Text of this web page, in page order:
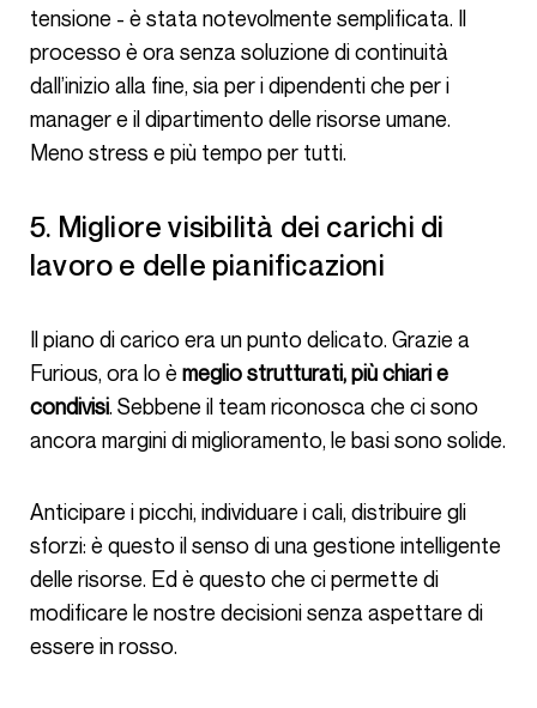
tensione - è stata notevolmente semplificata. Il
processo è ora senza soluzione di continuità
dall’inizio alla fine, sia per i dipendenti che per i
manager e il dipartimento delle risorse umane.
Meno stress e più tempo per tutti.
5. Migliore visibilità dei carichi di
lavoro e delle pianificazioni
Il piano di carico era un punto delicato. Grazie a
Furious, ora lo è meglio strutturati, più chiari e
condivisi. Sebbene il team riconosca che ci sono
ancora margini di miglioramento, le basi sono solide.
Anticipare i picchi, individuare i cali, distribuire gli
sforzi: è questo il senso di una gestione intelligente
delle risorse. Ed è questo che ci permette di
modificare le nostre decisioni senza aspettare di
essere in rosso.